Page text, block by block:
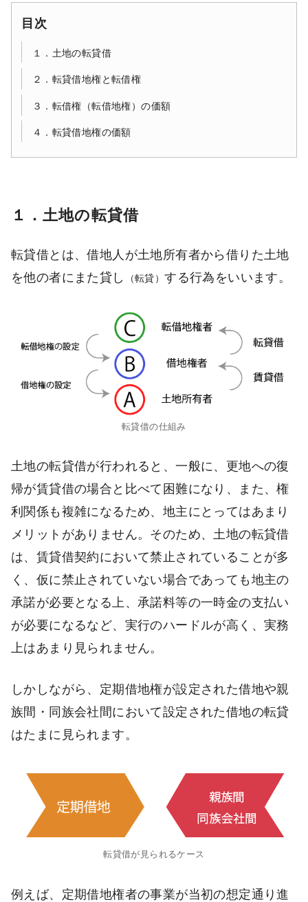
目次
１．土地の転貸借
２．転貸借地権と転借権
３．転借権（転借地権）の価額
４．転貸借地権の価額
１．土地の転貸借
転貸借とは、借地人が土地所有者から借りた土地
を他の者にまた貸し
（転貸）する行為をいいます。
転貸借の仕組み
土地の転貸借が行われると、一般に、更地への復
帰が賃貸借の場合と比べて困難になり、また、権
利関係も複雑になるため、地主にとってはあまり
メリットがありません。そのため、土地の転貸借
は、賃貸借契約において禁止されていることが多
く、仮に禁止されていない場合であっても地主の
承諾が必要となる上、承諾料等の一時金の支払い
が必要になるなど、実行のハードルが高く、実務
上はあまり見られません。
しかしながら、定期借地権が設定された借地や親
族間・同族会社間において設定された借地の転貸
はたまに見られます。
転貸借が見られるケース
例えば、定期借地権者の事業が当初の想定通り進